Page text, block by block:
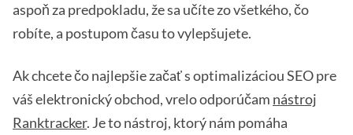
aspoň za predpokladu, že sa učíte zo všetkého, čo
robíte, a postupom času to vylepšujete.
Ak chcete čo najlepšie začať s optimalizáciou SEO pre
váš elektronický obchod, vrelo odporúčam nástroj
Ranktracker. Je to nástroj, ktorý nám pomáha